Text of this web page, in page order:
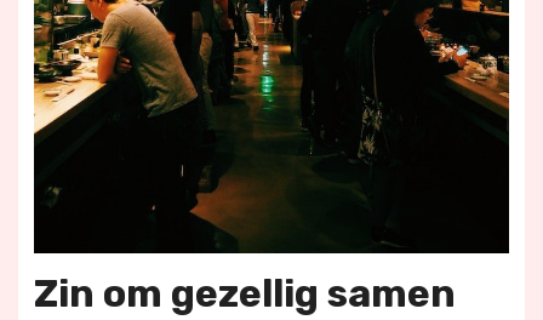
Zin om gezellig samen